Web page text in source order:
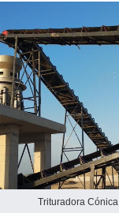
Trituradora Cónica